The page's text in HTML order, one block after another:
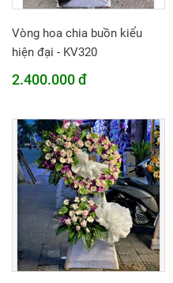
Vòng hoa chia buồn kiểu
hiện đại - KV320
2.400.000 đ